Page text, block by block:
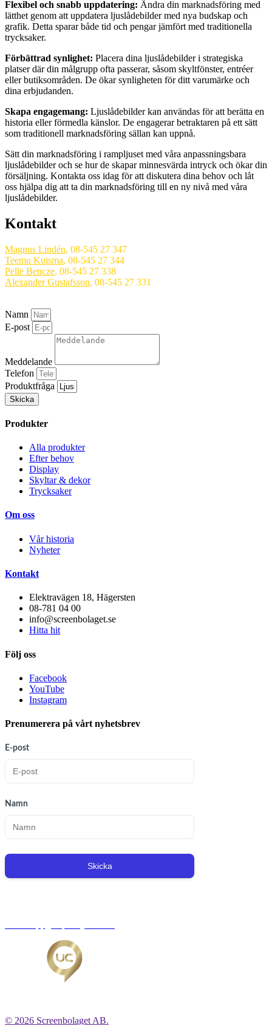
Flexibel och snabb uppdatering: Ändra din marknadsföring med
lätthet genom att uppdatera ljuslådebilder med nya budskap och
grafik. Detta sparar både tid och pengar jämfört med traditionella
trycksaker.
Förbättrad synlighet: Placera dina ljuslådebilder i strategiska
platser där din målgrupp ofta passerar, såsom skyltfönster, entréer
eller butiksområden. De ökar synligheten för ditt varumärke och
dina erbjudanden.
Skapa engagemang: Ljuslådebilder kan användas för att berätta en
historia eller förmedla känslor. De engagerar betraktaren på ett sätt
som traditionell marknadsföring sällan kan uppnå.
Sätt din marknadsföring i rampljuset med våra anpassningsbara
ljuslådebilder och se hur de skapar minnesvärda intryck och ökar din
försäljning. Kontakta oss idag för att diskutera dina behov och låt
oss hjälpa dig att ta din marknadsföring till en ny nivå med våra
ljuslådebilder.
Kontakt
Magnus Lindén, 08-545 27 347
Teemu Kuisma, 08-545 27 344
Pelle Bencze, 08-545 27 338
Alexander Gustafsson, 08-545 27 331
Namn
E-post
Meddelande
Telefon
Produktfråga
Skicka
Produkter
Alla produkter
Efter behov
Display
Skyltar & dekor
Trycksaker
Om oss
Vår historia
Nyheter
Kontakt
Elektravägen 18, Hägersten
08-781 04 00
info@screenbolaget.se
Hitta hit
Följ oss
Facebook
YouTube
Instagram
Prenumerera på vårt nyhetsbrev
E-post
Namn
Skicka
© 2026 Screenbolaget AB.